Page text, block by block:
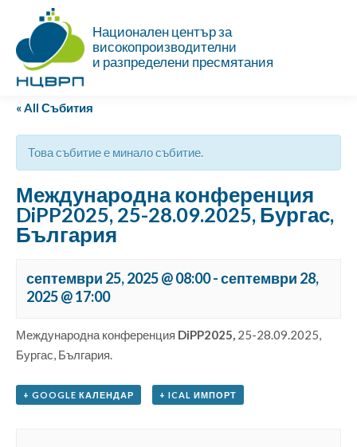
Национален център за
високопроизводителни
и разпределени пресмятания
« All Събития
Това събитие е минало събитие.
Международна конференция
DiPP2025, 25-28.09.2025, Бургас,
България
септември 25, 2025 @ 08:00-септември 28,
2025 @ 17:00
Международна конференция DiPP2025, 25-28.09.2025,
Бургас, България.
+ GOOGLE КАЛЕНДАР + ICAL ИМПОРТ